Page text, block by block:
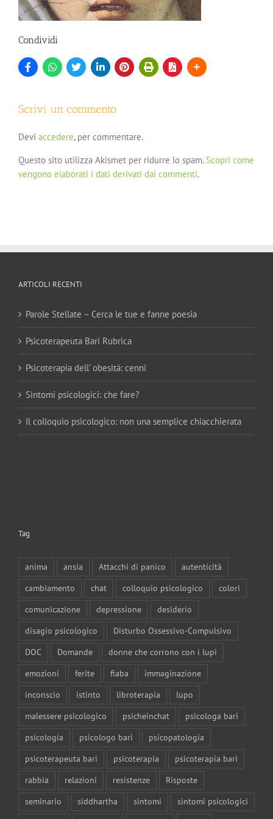
Condividi
Scrivi un commento
Devi accedere, per commentare.
Questo sito utilizza Akismet per ridurre lo spam. Scopri come
vengono elaborati i dati derivati dai commenti.
ARTICOLI RECENTI
Parole Stellate – Cerca le tue e fanne poesia
Psicoterapeuta Bari Rubrica
Psicoterapia dell’ obesità: cenni
Sintomi psicologici: che fare?
Il colloquio psicologico: non una semplice chiacchierata
Tag
anima ansia Attacchi di panico
autenticità
cambiamento
chat colloquio psicologico
colori
comunicazione
depressione
desiderio
disagio psicologico
Disturbo Ossessivo-Compulsivo
DOC
Domande
donne che corrono con i lupi
emozioni
ferite fiaba
immaginazione
inconscio
istinto libroterapia
lupo
malessere psicologico
psicheinchat
psicologa bari
psicologia
psicologo bari
psicopatologia
psicoterapeuta bari
psicoterapia
psicoterapia bari
rabbia
relazioni resistenze
Risposte
seminario
siddhartha sintomi
sintomi psicologici